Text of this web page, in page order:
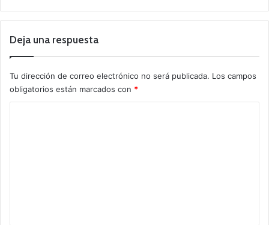
Deja una respuesta
Tu dirección de correo electrónico no será publicada. Los campos
obligatorios están marcados con *